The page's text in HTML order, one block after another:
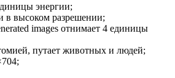
энергии;
в высоком разрешении;
images отнимает 4 единицы
путает животных и людей;